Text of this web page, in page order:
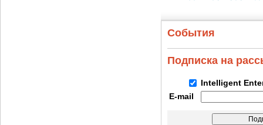
События
Подписка на
Intelligent
E-mail